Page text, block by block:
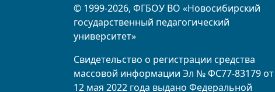
© 1999-2026, ФГБОУ ВО «Новосибирский
государственный педагогический
университет»
Свидетельство о регистрации средства
массовой информации Эл № ФС77-83179 от
12 мая 2022 года выдано Федеральной